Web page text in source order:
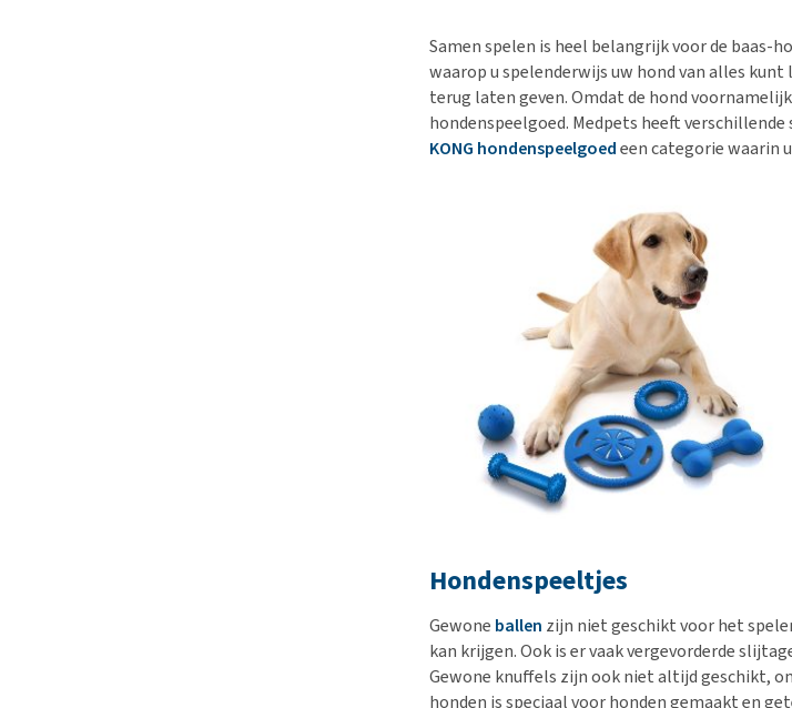
Samen spelen is heel belangrijk voor de baas-
waarop u spelenderwijs uw hond van alles
terug laten geven. Omdat de hond
hondenspeelgoed. Medpets heeft
KONG hondenspeelgoedeen categorie waarin
Hondenspeeltjes
Gewone ballen zijn niet geschikt voor het
kan krijgen. Ook is er vaak vergevorderde
Gewone knuffels zijn ook niet altijd geschikt,
honden is speciaal voor honden gemaakt en